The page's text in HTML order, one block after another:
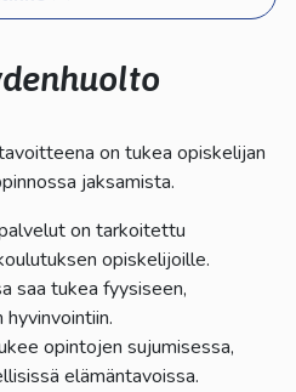
on tukea opiskelijan
jaksamista.
on tarkoitettu
opiskelijoille.
saa tukea fyysiseen,
opintojen sujumisessa,
elämäntavoissa.